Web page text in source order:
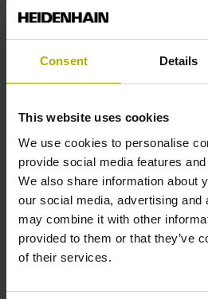
Consent Details
This website uses cookies
We use cookies to personalise
provide social media features
We also share information about
our social media, advertising and
may combine it with other
provided to them or that they’ve
of their services.
Information produit
ascenseurs
Catalogue – Codeurs pour
Catalogue – Câbles et
Catalogue – Interfaces